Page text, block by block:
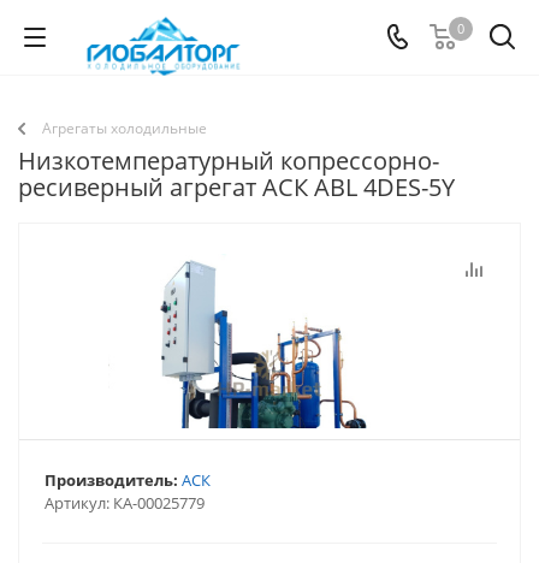
0
Агрегаты холодильные
Низкотемпературный копрессорно-
ресиверный агрегат АСК АВL 4DES-5Y
Артикул: КА-00025779
Производитель: АСК